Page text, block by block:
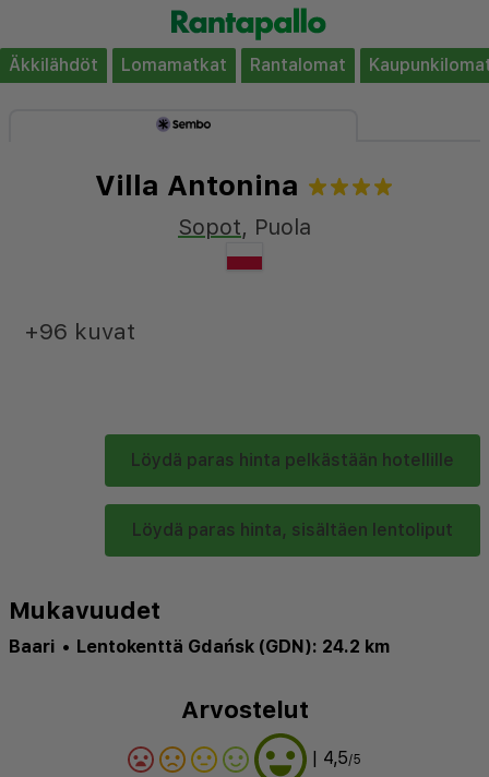
Äkkilähdöt Lomamatkat Rantalomat
Villa Antonina
Sopot, Puola
Löydä paras hinta pelkästään hotellille
Löydä paras hinta, sisältäen lentoliput
+96 kuvat
Mukavuudet
Baari • Lentokenttä Gdańsk (GDN): 24.2 km
Arvostelut
| 4,5/5